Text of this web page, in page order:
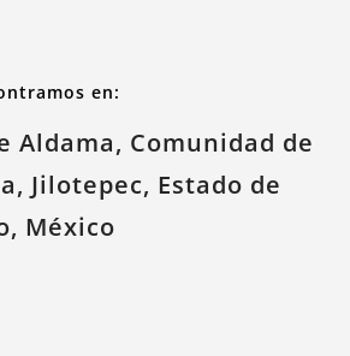
en:
Aldama, Comunidad de
Jilotepec, Estado de
México